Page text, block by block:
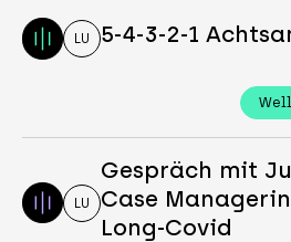
LU 5-4-3-2-1
LU
Gespräch mit
Case
Long-Covid